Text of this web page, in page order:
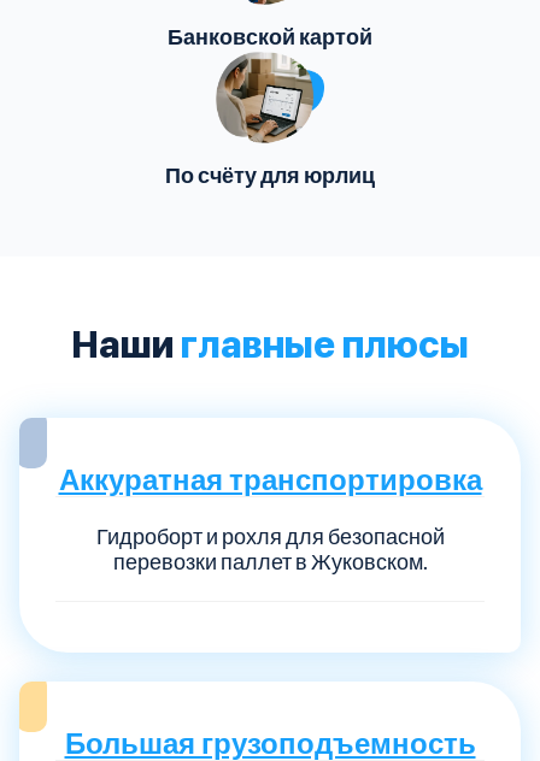
Банковской картой
По счёту для юрлиц
Наши главные плюсы
Аккуратная транспортировка
Гидроборт и рохля для безопасной
перевозки паллет в Жуковском.
Большая грузоподъемность